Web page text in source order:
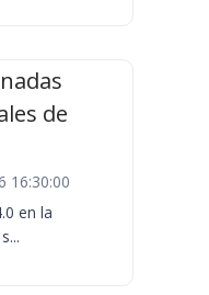
de
16:30:00
en la